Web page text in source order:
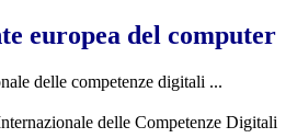
europea del computer
delle Competenze Digitali